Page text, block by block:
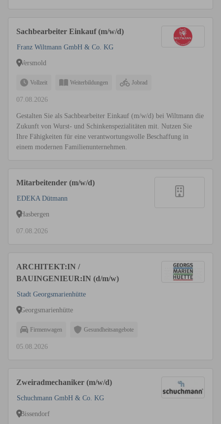
Sachbearbeiter Einkauf (m/w/d)
Franz Wiltmann GmbH & Co. KG
Versmold
Vollzeit Weiterbildungen Jobrad
07.08.2026
Gestalten Sie als Sachbearbeiter Einkauf (m/w/d) bei Wiltmann die
Zukunft von Wurst- und Schinkenspezialitäten mit. Nutzen Sie
Ihre Fähigkeiten für eine verantwortungsvolle Beschaffung in
einem modernen Familienunternehmen.
Mitarbeitender (m/w/d)
EDEKA Dütmann
Hasbergen
07.08.2026
ARCHITEKT:IN /
BAUINGENIEUR:IN (d/m/w)
Stadt Georgsmarienhütte
Georgsmarienhütte
Firmenwagen Gesundheitsangebote
05.08.2026
Zweiradmechaniker (m/w/d)
Schuchmann GmbH & Co. KG
Bissendorf